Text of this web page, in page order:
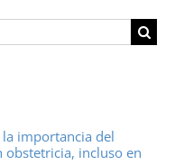
importancia del
incluso en